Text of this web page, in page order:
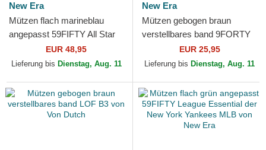
New Era
Mützen flach marineblau
angepasst 59FIFTY All Star
Game der New York
Yankees MLB von New Era
EUR 48,95
Lieferung bis Dienstag, Aug. 11
New Era
Mützen gebogen braun
verstellbares band 9FORTY
League Essential der New
York Yankees MLB von New
EUR 25,95
Lieferung bis Dienstag, Aug. 11